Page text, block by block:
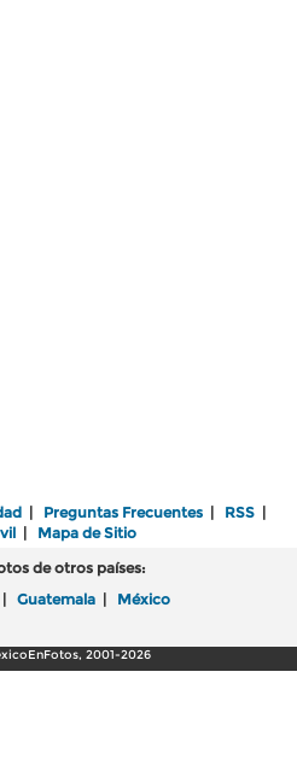
| Preguntas Frecuentes | RSS |
| Mapa de Sitio
de otros países:
| Guatemala | México
2001-2026